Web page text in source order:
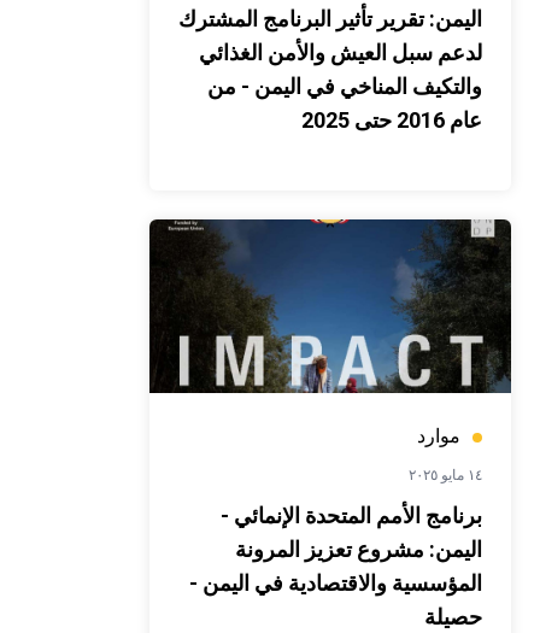
اليمن: تقرير تأثير البرنامج المشترك
لدعم سبل العيش والأمن الغذائي
والتكيف المناخي في اليمن - من
عام 2016 حتى 2025
موارد
١٤ مايو ٢٠٢٥
برنامج الأمم المتحدة الإنمائي -
اليمن: مشروع تعزيز المرونة
المؤسسية والاقتصادية في اليمن -
حصيلة